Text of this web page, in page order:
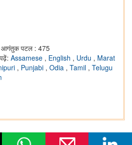
आगंतुक पटल : 475
Assamese , English , Urdu , Marat
, Punjabi , Odia , Tamil , Telugu